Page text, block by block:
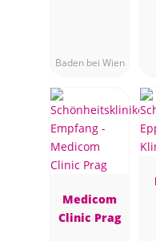
Baden bei Wien
Medicom
Clinic Prag